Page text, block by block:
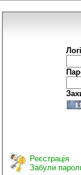
Реєстрація
Забули